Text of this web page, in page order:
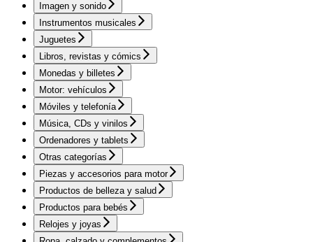
Imagen y sonido
Instrumentos musicales
Juguetes
Libros, revistas y cómics
Monedas y billetes
Motor: vehículos
Móviles y telefonía
Música, CDs y vinilos
Ordenadores y tablets
Otras categorías
Piezas y accesorios para motor
Productos de belleza y salud
Productos para bebés
Relojes y joyas